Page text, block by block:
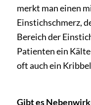
merkt man einen
Einstichschmerz,
Bereich der
Patienten ein
oft auch ein
Gibt es